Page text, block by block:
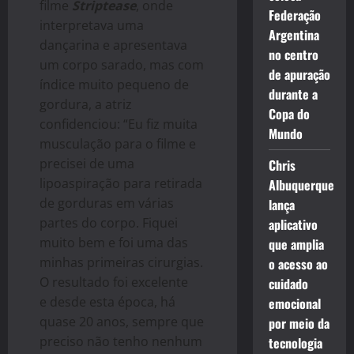
filme Striptease, onde
interpretava uma
dançarina e apresentava
um corpo sarado, mas com
índice muito pequeno de
gordura, a atriz
confidenciou: “Eu fiz muita
musculação para o filme e
precisei de uma
lipoaspiração para retirada
de gorduras em várias
partes do corpo. Fiquei
muito bem e foi uma das
minhas primeiras cirurgias.
O resultado foi excelente
e desde esta época, há
quase 20 anos, sempre que
preciso não tenho nenhum
Federação
Argentina
no centro
de apuração
durante a
Copa do
Mundo
Chris
Albuquerque
lança
aplicativo
que amplia
o acesso ao
cuidado
emocional
por meio da
tecnologia